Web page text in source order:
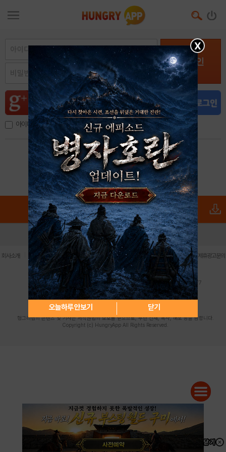
로그인
아이디, 이메일 저장
아이디 / 비밀번호 찾기 회원가입
X
오늘하루 안보기 닫기
로그인 PC버전 전체앱
회사소개 이용약관 | 개인정보 처리방침 | 청소년 보호정책 | 불법촬영물 신고센터 | 제휴광고문의
사업자등록번호:119-86-61101 (주)스마트나우 대표이사:송현두
주소: 서울시 금천구 가산디지털1로 171 연락처:063-284-8635 팩스:02-6265-0377
청소년보호책임자:김동욱desk@hungryapp.co.kr
등록번호:서울아02322 | 등록일자:2016년4월25일
발행인:(주)스마트나우 송현두 | 편집인:김동욱
헝그리앱의 콘텐츠 및 기사는 저작권법의 보호를 받으므로, 무단 전재, 복사, 배포 등을 금합니다.
Copyright (c) HungryApp All Rights Reserved.